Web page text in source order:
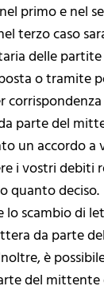
primo e nel
terzo caso
delle
o tramite
parte del
un accordo
i vostri
quanto deciso.
scambio di
da parte
è
del